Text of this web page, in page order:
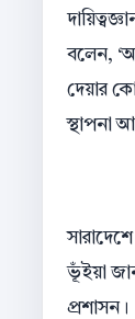
বলেন,
দেয়ার
স্থাপনা
ভূঁইয়া
প্রশাসন।